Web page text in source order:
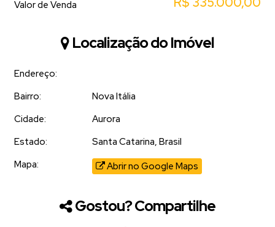
Valor de Venda
Localização do Imóvel
Endereço:
Bairro:
Nova Itália
Cidade:
Aurora
Estado:
Santa Catarina, Brasil
Mapa:
Abrir no Google Maps
Gostou? Compartilhe